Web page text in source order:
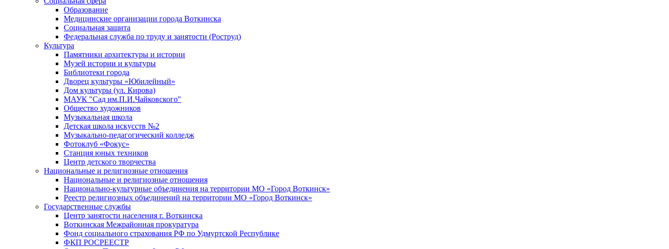
Образование
Медицинские организации города Воткинска
Социальная защита
Федеральная служба по труду и занятости (Роструд)
Культура
Памятники архитектуры и истории
Музей истории и культуры
Библиотеки города
Дворец культуры «Юбилейный»
Дом культуры (ул. Кирова)
МАУК "Сад им.П.И.Чайковского"
Общество художников
Музыкальная школа
Детская школа искусств №2
Музыкально-педагогический колледж
Фотоклуб «Фокус»
Станция юных техников
Центр детского творчества
Национальные и религиозные отношения
Национальные и религиозные отношения
Национально-культурные объединения на территории МО «Город Воткинск»
Реестр религиозных объединений на территории МО «Город Воткинск»
Государственные службы
Центр занятости населения г. Воткинска
Воткинская Межрайонная прокуратура
Фонд социального страхования РФ по Удмуртской Республике
ФКП РОСРЕЕСТР